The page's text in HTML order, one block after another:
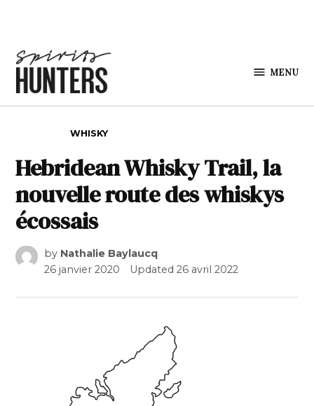
MENU
WHISKY
Hebridean Whisky Trail, la
nouvelle route des whiskys
écossais
by Nathalie Baylaucq
26 janvier 2020
Updated26 avril 2022